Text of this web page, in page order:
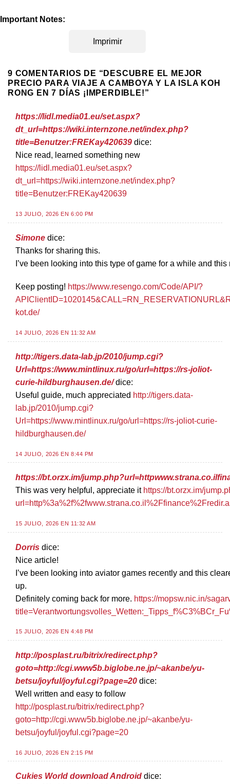
Important Notes:
Imprimir
9 COMENTARIOS DE “ DESCUBRE EL MEJOR
PRECIO PARA VIAJE A CAMBOYA Y LA ISLA KOH
RONG EN 7 DÍAS ¡IMPERDIBLE!”
https://lidl.media01.eu/set.aspx?
dt_url=https://wiki.internzone.net/index.php?
title=Benutzer:FREKay420639 dice:
Nice read, learned something new
https://lidl.media01.eu/set.aspx?
dt_url=https://wiki.internzone.net/index.php?
title=Benutzer:FREKay420639
13 JULIO, 2026 EN 6:00 PM
Simone dice:
Thanks for sharing this.
I’ve been looking into this type of game for a while and
Keep posting! https://www.resengo.com/Code/API/?
kot.de/
14 JULIO, 2026 EN 11:32 AM
http://tigers.data-lab.jp/2010/jump.cgi?
Url=https://www.mintlinux.ru/go/url=https://rs-joliot-
curie-hildburghausen.de/ dice:
Useful guide, much appreciated http://tigers.data-
lab.jp/2010/jump.cgi?
Url=https://www.mintlinux.ru/go/url=https://rs-joliot-curie-
hildburghausen.de/
14 JULIO, 2026 EN 8:44 PM
https://bt.orzx.im/
This was very helpful, appreciate it https://bt.orzx.im/
15 JULIO, 2026 EN 11:32 AM
Dorris dice:
Nice article!
I’ve been looking into aviator games recently and this
up.
Definitely coming back for more. https://mopsw.nic.in/
15 JULIO, 2026 EN 4:48 PM
http://posplast.ru/bitrix/redirect.php?
goto=http://cgi.www5b.biglobe.ne.jp/~akanbe/yu-
betsu/joyful/joyful.cgi?page=20 dice:
Well written and easy to follow
http://posplast.ru/bitrix/redirect.php?
goto=http://cgi.www5b.biglobe.ne.jp/~akanbe/yu-
betsu/joyful/joyful.cgi?page=20
16 JULIO, 2026 EN 2:15 PM
Cukies World download Android dice: